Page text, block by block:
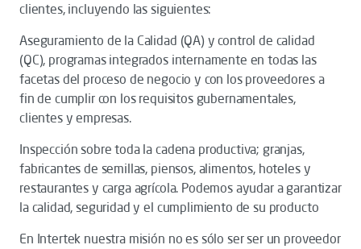
clientes, incluyendo las siguientes:
Aseguramiento de la Calidad (QA) y control de calidad
(QC), programas integrados internamente en todas las
facetas del proceso de negocio y con los proveedores a
fin de cumplir con los requisitos gubernamentales,
clientes y empresas.
Inspección sobre toda la cadena productiva; granjas,
fabricantes de semillas, piensos, alimentos, hoteles y
restaurantes y carga agrícola. Podemos ayudar a garantizar
la calidad, seguridad y el cumplimiento de su producto
En Intertek nuestra misión no es sólo ser ser un proveedor